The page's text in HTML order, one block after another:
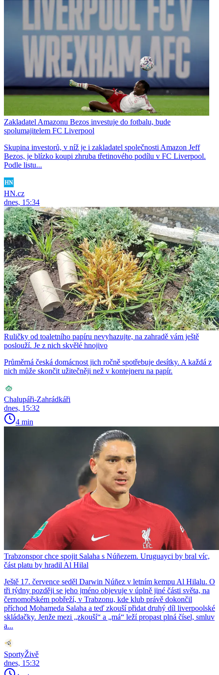
Zakladatel Amazonu Bezos investuje do fotbalu, bude
spolumajitelem FC Liverpool
Skupina investorů, v níž je i zakladatel společnosti Amazon Jeff
Bezos, je blízko koupi zhruba třetinového podílu v FC Liverpool.
Podle listu...
HN.cz
dnes, 15:34
Ruličky od toaletního papíru nevyhazujte, na zahradě vám ještě
poslouží. Je z nich skvělé hnojivo
Průměrná česká domácnost jich ročně spotřebuje desítky. A každá z
nich může skončit užitečněji než v kontejneru na papír.
Chalupáři-Zahrádkáři
dnes, 15:32
4 min
Trabzonspor chce spojit Salaha s Núñezem. Uruguayci by bral víc,
část platu by hradil Al Hilal
Ještě 17. července seděl Darwin Núñez v letním kempu Al Hilalu. O
tři týdny později se jeho jméno objevuje v úplně jiné části světa, na
černomořském pobřeží, v Trabzonu, kde klub právě dokončil
příchod Mohameda Salaha a teď zkouší přidat druhý díl liverpoolské
skládačky. Jenže mezi „zkouší“ a „má“ leží propast plná čísel, smluv
a...
SportyŽivě
dnes, 15:32